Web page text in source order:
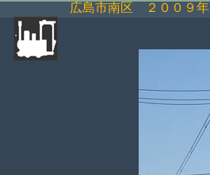
広島市南区 ２００９年